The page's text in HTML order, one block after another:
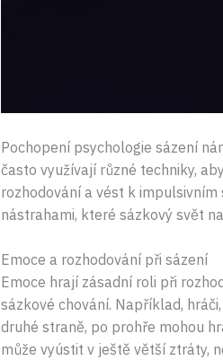
Pochopení psychologie sázení
často využívají různé techniky,
rozhodování a vést k
nástrahami, které sázkový svět
Emoce a rozhodování při sázení
Emoce hrají zásadní roli při
sázkové chování. Například,
druhé straně, po prohře mohou
může vyústit v ještě větší ztráty,